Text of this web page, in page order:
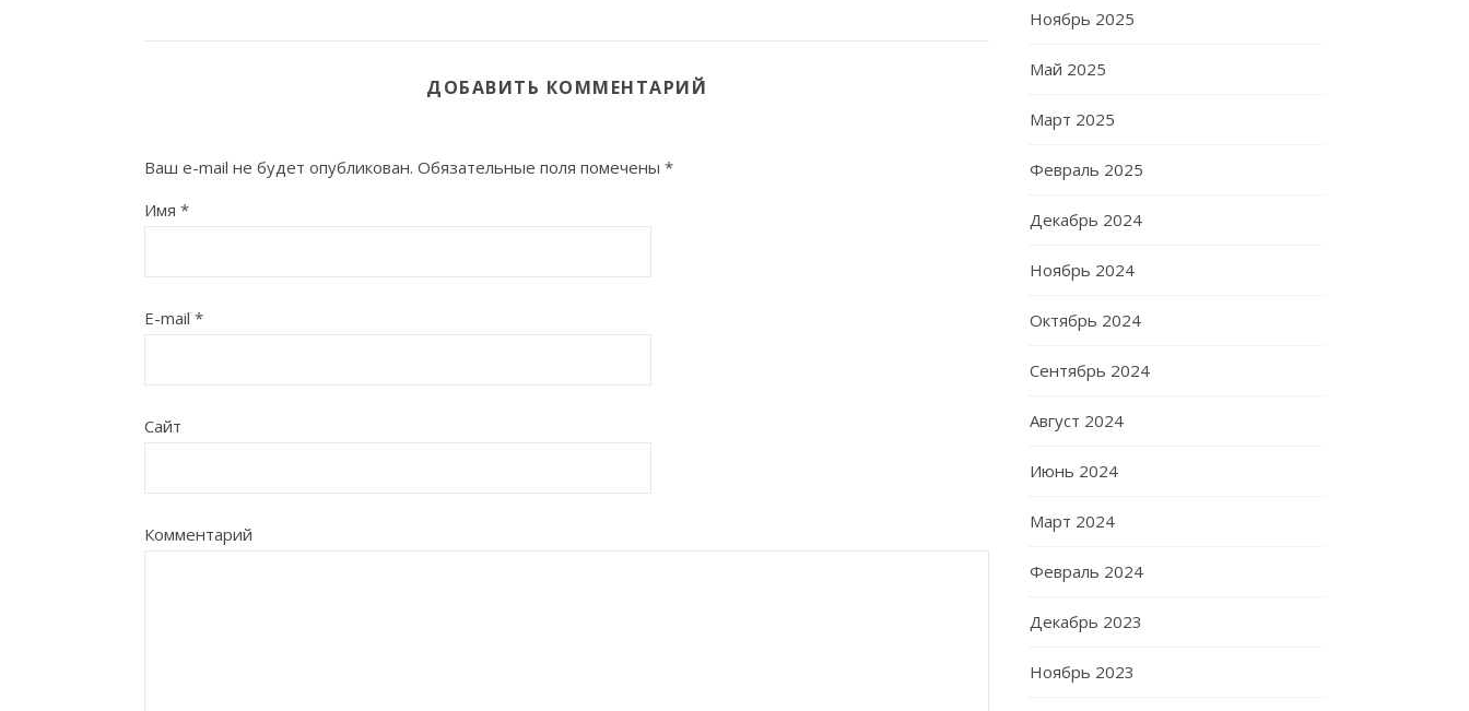
ДОБАВИТЬ КОММЕНТАРИЙ
Ваш e-mail не будет опубликован. Обязательные поля помечены *
Имя *
E-mail *
Сайт
Комментарий
Ноябрь 2025
Май 2025
Март 2025
Февраль 2025
Декабрь 2024
Ноябрь 2024
Октябрь 2024
Сентябрь 2024
Август 2024
Июнь 2024
Март 2024
Февраль 2024
Декабрь 2023
Ноябрь 2023